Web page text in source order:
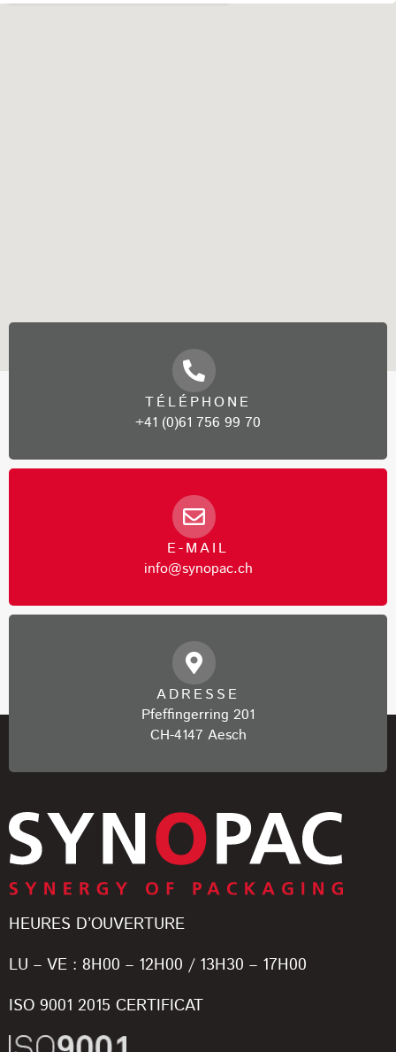
TÉLÉPHONE
+41 (0)61 756 99 70
E-MAIL
info@synopac.ch
ADRESSE
Pfeffingerring 201
CH-4147 Aesch
HEURES D’OUVERTURE
LU – VE : 8H00 – 12H00 / 13H30 – 17H00
ISO 9001 2015 CERTIFICAT